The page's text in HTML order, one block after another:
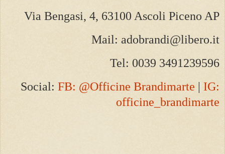
Via Bengasi, 4, 63100 Ascoli Piceno AP
Mail: adobrandi@libero.it
Tel: 0039 3491239596
Social: FB: @Officine Brandimarte | IG:
officine_brandimarte